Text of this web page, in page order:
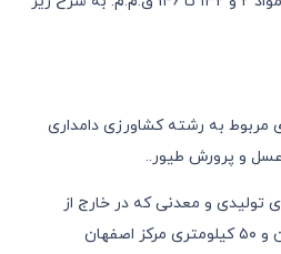
مربوط به رشته کشاورزی دامداری
و پرورش طیور..
تولیدی و معدنی که در خارج از
شعاع ١٢٠ کیلومتری مرکز تهران و ٥٠ کیلومتری مرکز اصفهان